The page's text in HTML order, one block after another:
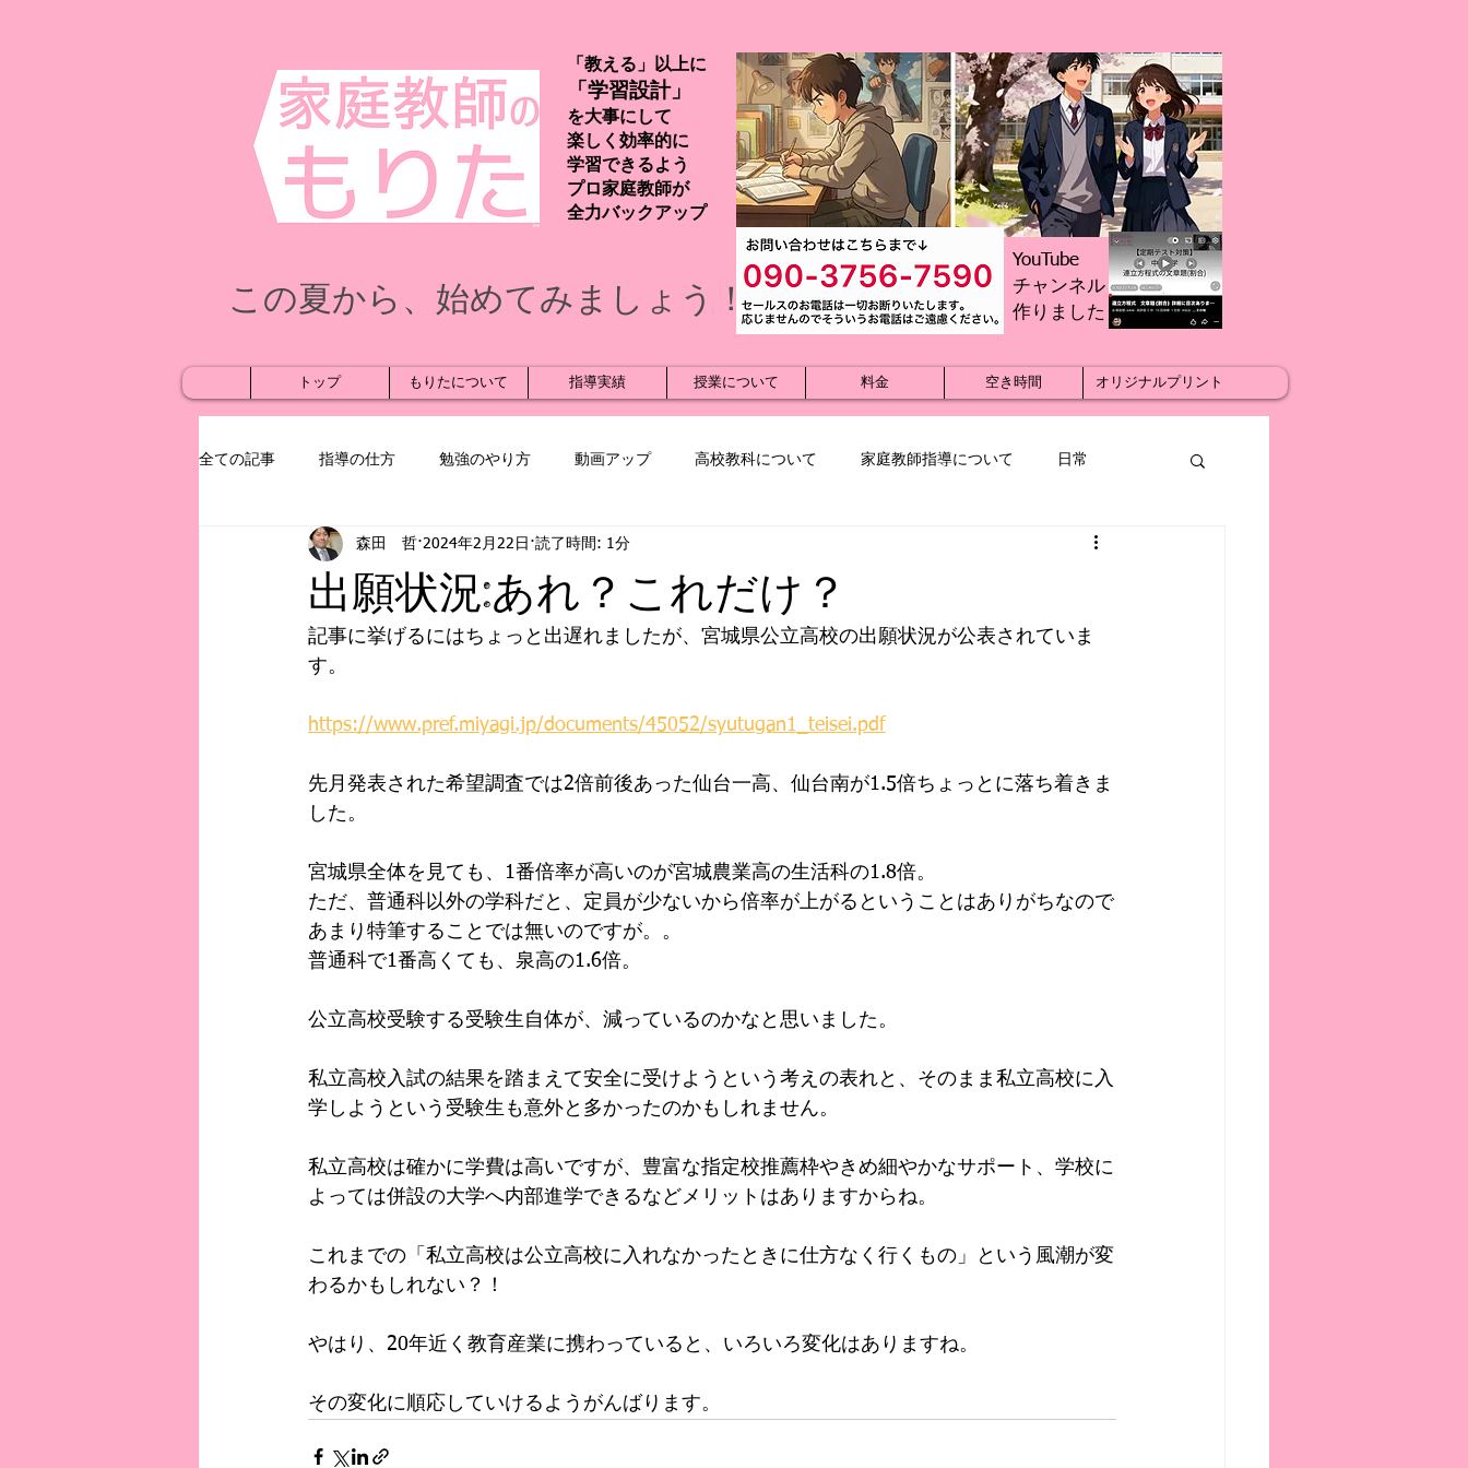
「教える」以上に
「学習設計」
を大事にして
楽しく効率的に
学習できるよう
プロ家庭教師が
​全力バックアップ
この夏から、始めてみましょう！
YouTube
チャンネル
​作りました
トップ もりたについて 指導実績 授業について 料金 空き時間 オリジナルプリント
全ての記事 指導の仕方 勉強のやり方 動画アップ 高校教科について 家庭教師指導について 日常
初記事 教育事情 ジ・アフター
出願状況:あれ？これだけ？
森田 哲 2024年2月22日 読了時間: 1分
記事に挙げるにはちょっと出遅れましたが、宮城県公立高校の出願状況が公表されていま
す。
https://www.pref.miyagi.jp/documents/45052/syutugan1_teisei.pdf
先月発表された希望調査では2倍前後あった仙台一高、仙台南が1.5倍ちょっとに落ち着きま
した。
宮城県全体を見ても、1番倍率が高いのが宮城農業高の生活科の1.8倍。
ただ、普通科以外の学科だと、定員が少ないから倍率が上がるということはありがちなので
あまり特筆することでは無いのですが。。
普通科で1番高くても、泉高の1.6倍。
公立高校受験する受験生自体が、減っているのかなと思いました。
私立高校入試の結果を踏まえて安全に受けようという考えの表れと、そのまま私立高校に入
学しようという受験生も意外と多かったのかもしれません。
私立高校は確かに学費は高いですが、豊富な指定校推薦枠やきめ細やかなサポート、学校に
よっては併設の大学へ内部進学できるなどメリットはありますからね。
これまでの「私立高校は公立高校に入れなかったときに仕方なく行くもの」という風潮が変
わるかもしれない？！
やはり、20年近く教育産業に携わっていると、いろいろ変化はありますね。
その変化に順応していけるようがんばります。